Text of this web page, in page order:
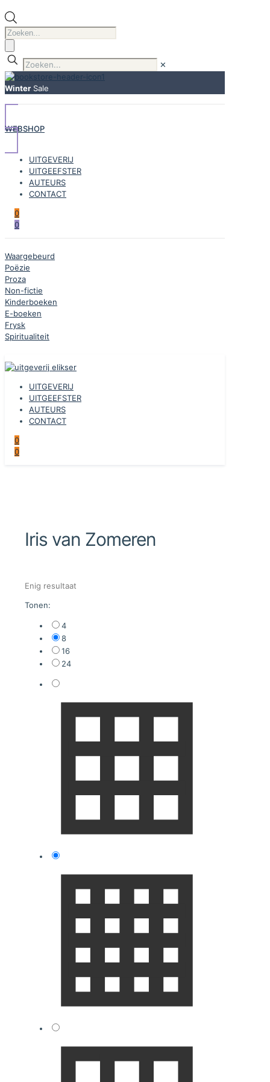
Producten
zoeken
✕
Winter Sale
WEBSHOP
UITGEVERIJ
UITGEEFSTER
AUTEURS
CONTACT
0
0
Waargebeurd
Poëzie
Proza
Non-fictie
Kinderboeken
E-boeken
Frysk
Spiritualiteit
UITGEVERIJ
UITGEEFSTER
AUTEURS
CONTACT
0
0
Iris van Zomeren
Enig resultaat
Tonen:
4
8
16
24